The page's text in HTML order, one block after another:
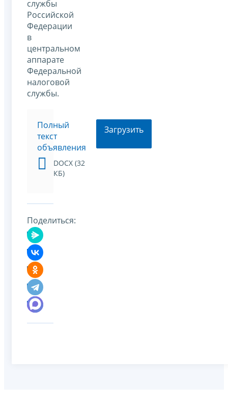
службы
Российской
Федерации
в
центральном
аппарате
Федеральной
налоговой
службы.
Полный
текст
объявления
DOCX (32
КБ)
Загрузить
Поделиться: